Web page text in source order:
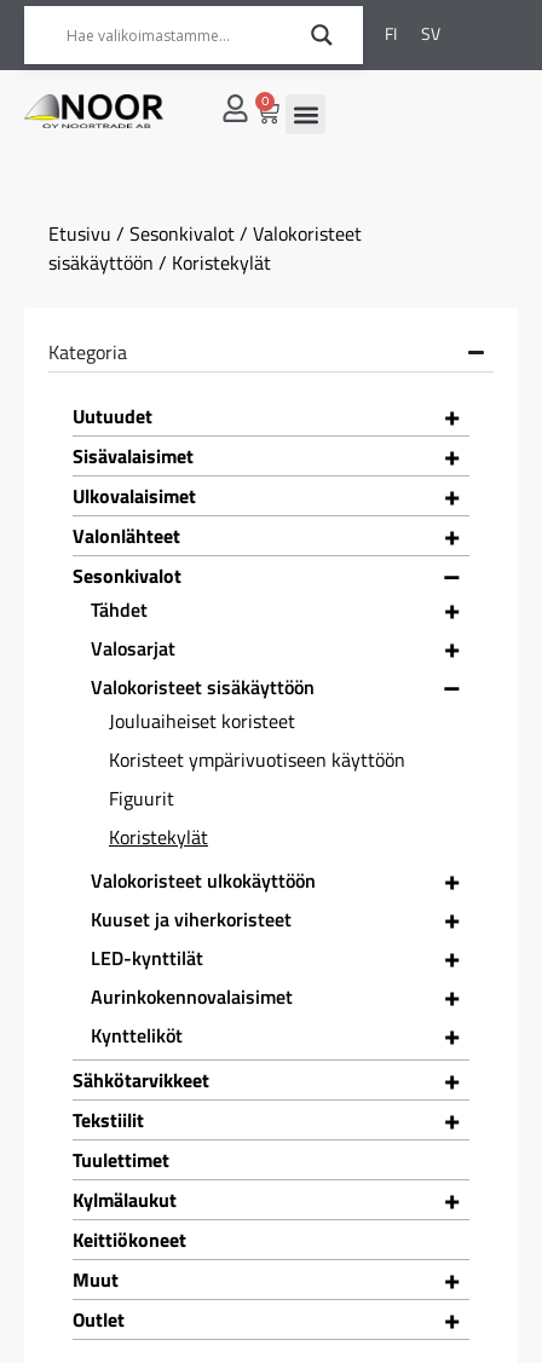
FI SV
0
Etusivu / Sesonkivalot/ Valokoristeet
sisäkäyttöön / Koristekylät
Kategoria
+
Uutuudet
+
Sisävalaisimet
+
Ulkovalaisimet
+
Valonlähteet
–
Sesonkivalot
+
Tähdet
+
Valosarjat
–
Valokoristeet sisäkäyttöön
Jouluaiheiset koristeet
Koristeet ympärivuotiseen käyttöön
Figuurit
Koristekylät
+
Valokoristeet ulkokäyttöön
+
Kuuset ja viherkoristeet
+
LED-kynttilät
+
Aurinkokennovalaisimet
+
Kyntteliköt
+
Sähkötarvikkeet
+
Tekstiilit
Tuulettimet
+
Kylmälaukut
Keittiökoneet
+
Muut
+
Outlet